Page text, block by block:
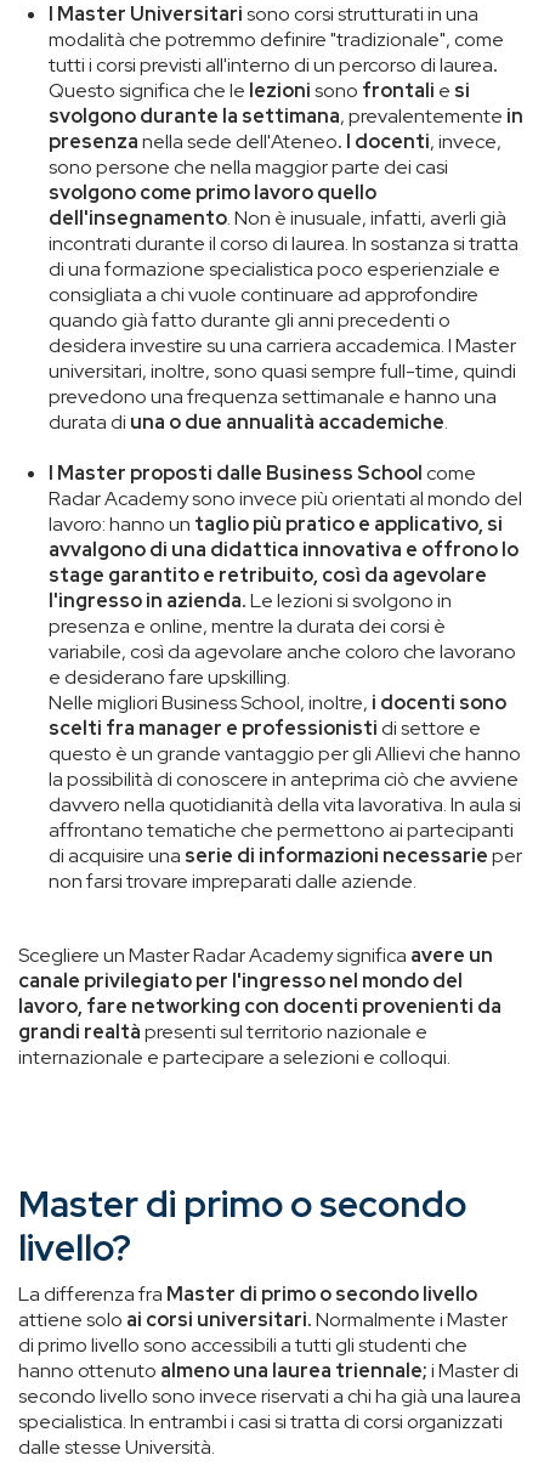
I Master Universitarisono corsi strutturati in una
modalità che potremmo definire "tradizionale", come
tutti i corsi previsti all'interno di un percorso di laurea.
Questo significa che le lezionisono frontali e si
svolgono durante la settimana, prevalentemente in
presenzanella sede dell'Ateneo. I docenti, invece,
sono persone che nella maggior parte dei casi
svolgono come primo lavoro quello
dell'insegnamento. Non è inusuale, infatti, averli già
incontrati durante il corso di laurea. In sostanza si tratta
di una formazione specialistica poco esperienziale e
consigliata a chi vuole continuare ad approfondire
quando già fatto durante gli anni precedenti o
desidera investire su una carriera accademica. I Master
universitari, inoltre, sono quasi sempre full-time, quindi
prevedono una frequenza settimanale e hanno una
durata di una o due annualità accademiche.
I Master proposti dalle Business Schoolcome
Radar Academy sono invece più orientati al mondo del
lavoro: hanno un taglio più pratico e applicativo, si
avvalgono di una didattica innovativa e offrono lo
stage garantito e retribuito, così da agevolare
l'ingresso in azienda.Le lezioni si svolgono in
presenza e online, mentre la durata dei corsi è
variabile, così da agevolare anche coloro che lavorano
e desiderano fare upskilling.
Nelle migliori Business School, inoltre, i docenti sono
scelti fra manager e professionisti di settore e
questo è un grande vantaggio per gli Allievi che hanno
la possibilità di conoscere in anteprima ciò che avviene
davvero nella quotidianità della vita lavorativa. In aula si
affrontano tematiche che permettono ai partecipanti
di acquisire una serie di informazioni necessarieper
non farsi trovare impreparati dalle aziende.
Scegliere un Master Radar Academy significa avere un
canale privilegiato per l'ingresso nel mondo del
lavoro, fare networking con docenti provenienti da
grandi realtàpresenti sul territorio nazionale e
internazionale epartecipare a selezioni e colloqui.
Master di primo o secondo
livello?
La differenza fra Master di primo o secondo livello
attiene solo ai corsi universitari.Normalmente i Master
di primo livello sono accessibili a tutti gli studenti che
hanno ottenuto almeno una laurea triennale;i Master di
secondo livello sono invece riservati a chi ha già una laurea
specialistica. In entrambi i casi si tratta di corsi organizzati
dalle stesse Università.